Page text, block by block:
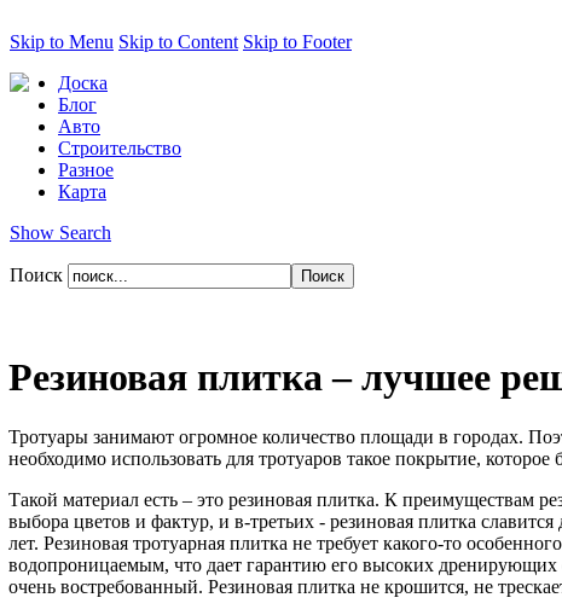
Skip to Menu Skip to Content Skip to Footer
Доска
Блог
Авто
Строительство
Разное
Карта
Show Search
Поиск
Резиновая плитка – лучшее
Тротуары занимают огромное количество площади в городах.
необходимо использовать для тротуаров такое покрытие,
Такой материал есть – это резиновая плитка. К преимуществам
выбора цветов и фактур, и в-третьих - резиновая плитка
лет. Резиновая тротуарная плитка не требует какого-то
водопроницаемым, что дает гарантию его высоких
очень востребованный. Резиновая плитка не крошится, не